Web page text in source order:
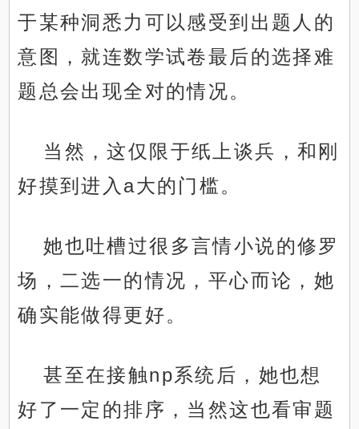
于某种洞悉力可以感受到出题人的
意图，就连数学试卷最后的选择难
题总会出现全对的情况。
当然，这仅限于纸上谈兵，和刚
好摸到进入a大的门槛。
她也吐槽过很多言情小说的修罗
场，二选一的情况，平心而论，她
确实能做得更好。
甚至在接触np系统后，她也想
好了一定的排序，当然这也看审题